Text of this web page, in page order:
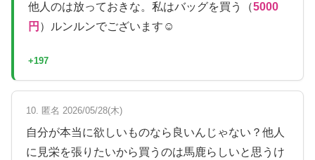
他人のは放っておきな。私はバッグを買う（5000
円 ）ルンルンでございます☺️
+197
10. 匿名 2026/05/28(木)
自分が本当に欲しいものなら良いんじゃない？他人
に見栄を張りたいから買うのは馬鹿らしいと思うけ